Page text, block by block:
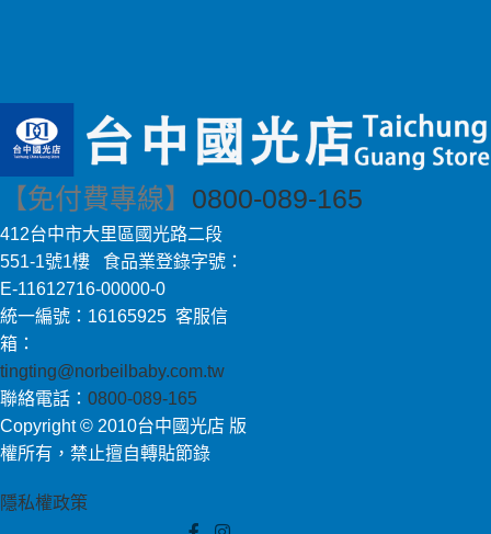
【免付費專線】 0800-089-165
412台中市大里區國光路二段
551-1號1樓 食品業登錄字號：
E-11612716-00000-0
統一編號：16165925 客服信
箱：
tingting@norbeilbaby.com.tw
聯絡電話： 0800-089-165
Copyright © 2010台中國光店 版
權所有，禁止擅自轉貼節錄
隱私權政策